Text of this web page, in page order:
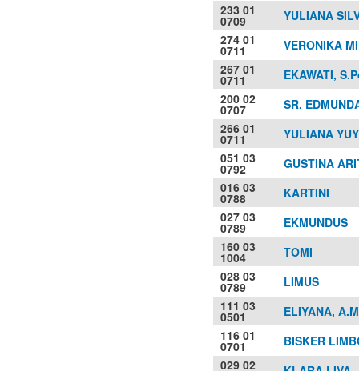
233 01
0709
YULIANA
274 01
0711
VERONIKA
267 01
0711
EKAWATI,
200 02
0707
SR.
266 01
0711
YULIANA
051 03
0792
GUSTINA
016 03
0788
KARTINI
027 03
0789
EKMUNDUS
160 03
1004
TOMI
028 03
0789
LIMUS
111 03
0501
ELIYANA,
116 01
0701
BISKER
029 02